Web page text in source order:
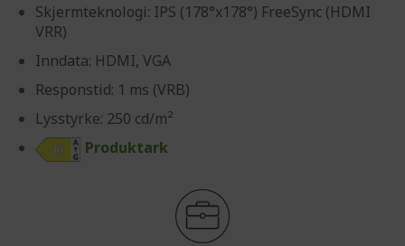
Skjermteknologi: IPS (178°x178°) FreeSync (HDMI
VRR)
Inndata: HDMI, VGA
Responstid: 1 ms (VRB)
Lysstyrke: 250 cd/m²
Produktark